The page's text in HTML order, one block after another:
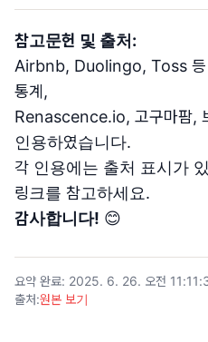
참고문헌 및 출처:
Airbnb, Duolingo, Toss 등
통계,
Renascence.io, 고구마팜,
인용하였습니다.
각 인용에는 출처 표시가
링크를 참고하세요.
감사합니다! 😊
요약 완료: 2025. 6. 26. 오전
출처:원본 보기